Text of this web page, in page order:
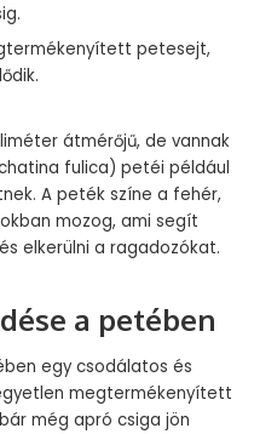
petesejt,
átmérőjű, de vannak
fulica) petéi például
A peték színe a fehér,
mozog, ami segít
elkerülni a ragadozókat.
a petében
egy csodálatos és
megtermékenyített
még apró csiga jön